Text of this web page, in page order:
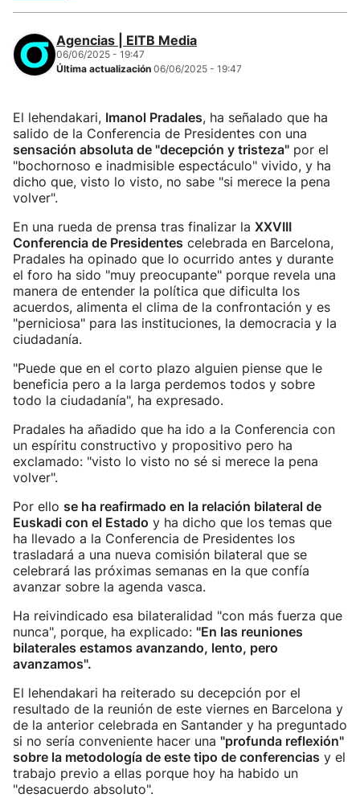
Agencias | EITB Media
06/06/2025 - 19:47
Última actualización 06/06/2025 - 19:47
El lehendakari, Imanol Pradales, ha señalado que ha
salido de la Conferencia de Presidentes con una
sensación absoluta de "decepción y tristeza" por el
"bochornoso e inadmisible espectáculo" vivido, y ha
dicho que, visto lo visto, no sabe "si merece la pena
volver".
En una rueda de prensa tras finalizar la XXVIII
Conferencia de Presidentes celebrada en Barcelona,
Pradales ha opinado que lo ocurrido antes y durante
el foro ha sido "muy preocupante" porque revela una
manera de entender la política que dificulta los
acuerdos, alimenta el clima de la confrontación y es
"perniciosa" para las instituciones, la democracia y la
ciudadanía.
"Puede que en el corto plazo alguien piense que le
beneficia pero a la larga perdemos todos y sobre
todo la ciudadanía", ha expresado.
Pradales ha añadido que ha ido a la Conferencia con
un espíritu constructivo y propositivo pero ha
exclamado: "visto lo visto no sé si merece la pena
volver".
Por ello se ha reafirmado en la relación bilateral de
Euskadi con el Estado y ha dicho que los temas que
ha llevado a la Conferencia de Presidentes los
trasladará a una nueva comisión bilateral que se
celebrará las próximas semanas en la que confía
avanzar sobre la agenda vasca.
Ha reivindicado esa bilateralidad "con más fuerza que
nunca", porque, ha explicado: "En las reuniones
bilaterales estamos avanzando, lento, pero
avanzamos".
El lehendakari ha reiterado su decepción por el
resultado de la reunión de este viernes en Barcelona y
de la anterior celebrada en Santander y ha preguntado
si no sería conveniente hacer una "profunda reflexión"
sobre la metodología de este tipo de conferencias y el
trabajo previo a ellas porque hoy ha habido un
"desacuerdo absoluto".